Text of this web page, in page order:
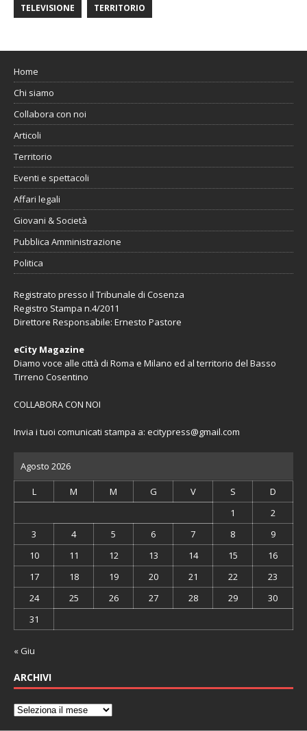
TELEVISIONE TERRITORIO
Home
Chi siamo
Collabora con noi
Articoli
Territorio
Eventi e spettacoli
Affari legali
Giovani & Società
Pubblica Amministrazione
Politica
Registrato presso il Tribunale di Cosenza
Registro Stampa n.4/2011
Direttore Responsabile: Ernesto Pastore
eCity Magazine
Diamo voce alle città di Roma e Milano ed al territorio del Basso
Tirreno Cosentino
COLLABORA CON NOI
Invia i tuoi comunicati stampa a: ecitypress@gmail.com
Agosto 2026
L M M G V S
D
1
2
3
4 5 6 7 8
9
10
11 12 13 14 15
16
17
18 19 20 21 22
23
24
25 26 27 28 29
30
31
« Giu
ARCHIVI